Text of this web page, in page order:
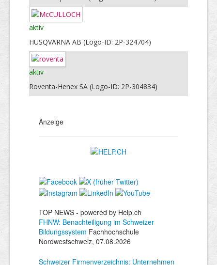
aktiv
HUSQVARNA AB (Logo-ID: 2P-324704)
aktiv
Roventa-Henex SA (Logo-ID: 2P-304834)